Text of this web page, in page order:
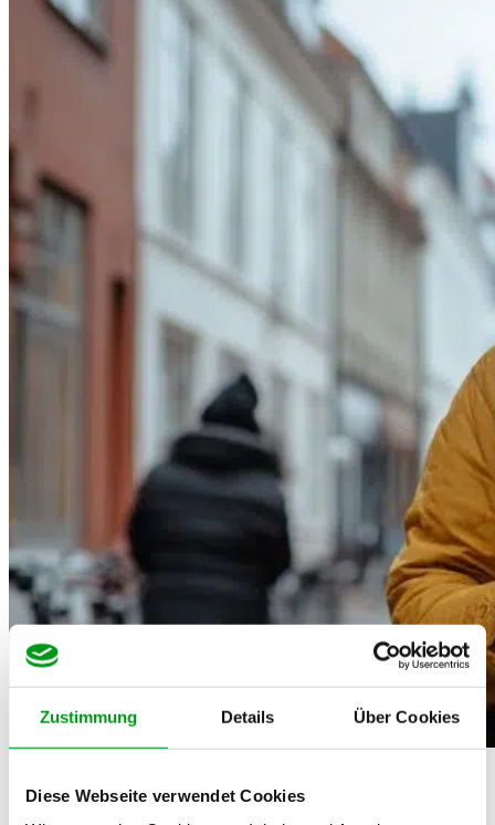
Zustimmung Details Über Cookies
Diese Webseite verwendet Cookies
Wie lange sollte die Beziehungspause